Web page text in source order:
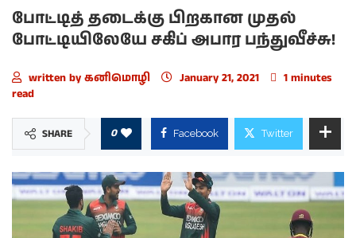
போட்டித் தடைக்கு பிறகான முதல்
போட்டியிலேயே சகிப் அபார பந்துவீச்சு!
written by கனிமொழி January 21, 2021
1 minutes
read
SHARE 0 Facebook Twitter